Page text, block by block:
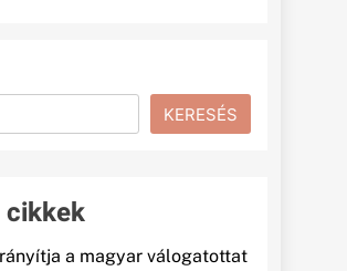
KERESÉS
cikkek
a magyar válogatottat